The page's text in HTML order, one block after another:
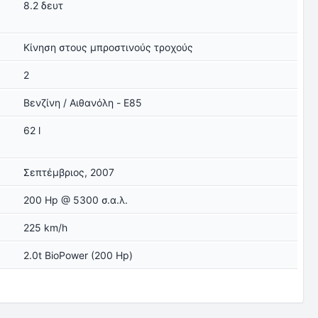
8.2 δευτ
Κίνηση στους μπροστινούς τροχούς
2
Βενζίνη / Αιθανόλη - E85
62 l
Σεπτέμβριος, 2007
200 Hp @ 5300 σ.α.λ.
225 km/h
2.0t BioPower (200 Hp)